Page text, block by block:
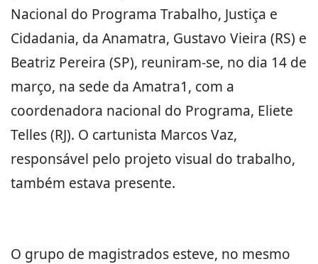
Nacional do Programa Trabalho, Justiça e
Cidadania, da Anamatra, Gustavo Vieira (RS) e
Beatriz Pereira (SP), reuniram-se, no dia 14 de
março, na sede da Amatra1, com a
coordenadora nacional do Programa, Eliete
Telles (RJ). O cartunista Marcos Vaz,
responsável pelo projeto visual do trabalho,
também estava presente.
O grupo de magistrados esteve, no mesmo